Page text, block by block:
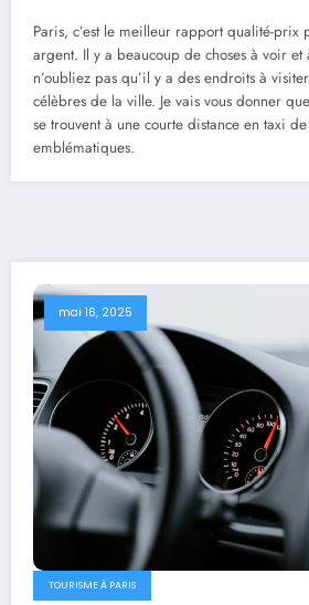
Paris, c’est le meilleur rapport qualité-prix
argent. Il y a beaucoup de choses à voir
n’oubliez pas qu’il y a des endroits à
célèbres de la ville. Je vais vous donner
se trouvent à une courte distance en taxi
emblématiques.
mai 16, 2025
TOURISME À PARIS